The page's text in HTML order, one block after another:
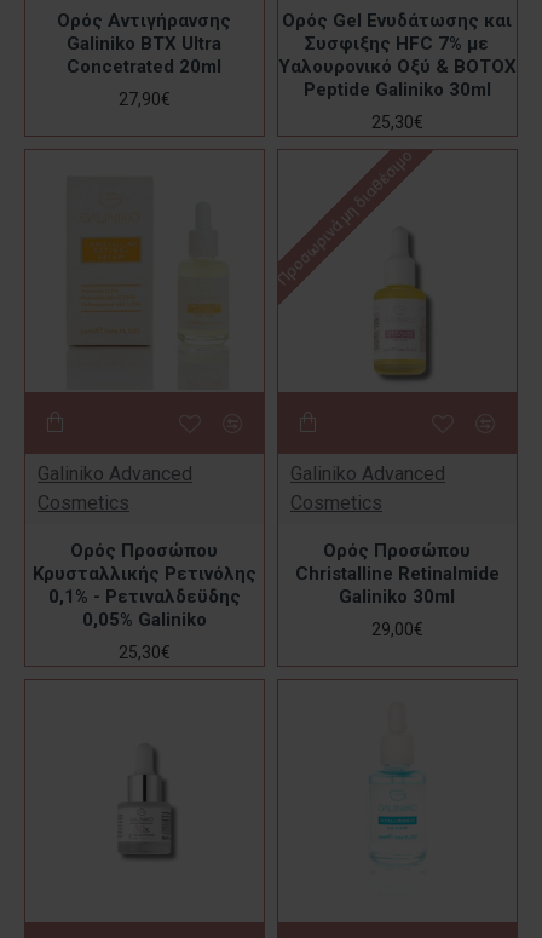
Ορός Αντιγήρανσης
Galiniko BΤΧ Ultra
Concetrated 20ml
27,90€
Ορός Gel Ενυδάτωσης και
Συσφιξης HFC 7% με
Υαλουρονικό Οξύ & ΒΟΤOΧ
Peptide Galiniko 30ml
25,30€
Galiniko Advanced
Cosmetics
Ορός Προσώπου
Κρυσταλλικής Ρετινόλης
0,1% - Ρετιναλδεϋδης
0,05% Galiniko
25,30€
Προσωρινά μη διαθέσιμο
Galiniko Advanced
Cosmetics
Ορός Προσώπου
Christalline Retinalmide
Galiniko 30ml
29,00€